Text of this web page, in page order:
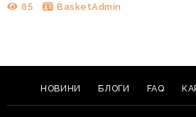
85 BasketAdmin
НОВИНИ БЛОГИ FAQ